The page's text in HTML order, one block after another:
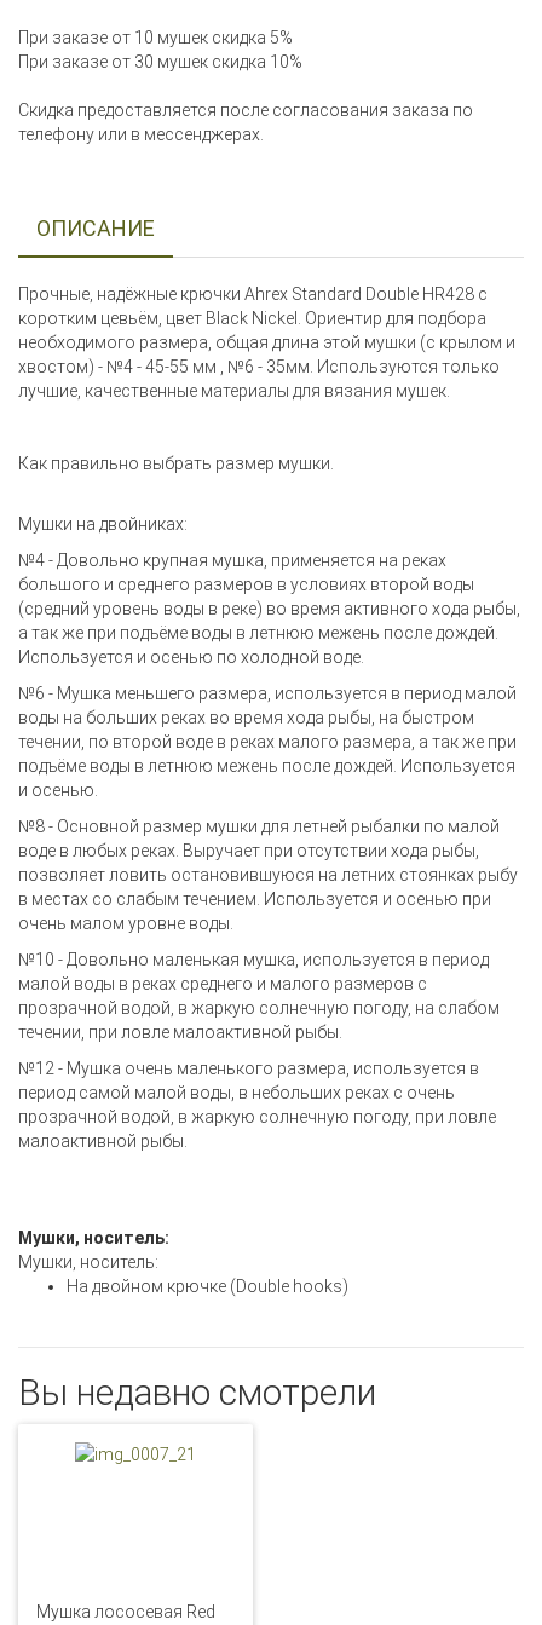
При заказе от 10 мушек скидка 5%
При заказе от 30 мушек скидка 10%
Скидка предоставляется после согласования заказа по
телефону или в мессенджерах.
ОПИСАНИЕ
Прочные, надёжные крючки Ahrex Standard Double HR428 с
коротким цевьём, цвет Black Nickel. Ориентир для подбора
необходимого размера, общая длина этой мушки (с крылом и
хвостом) - №4 - 45-55 мм , №6 - 35мм. Используются только
лучшие, качественные материалы для вязания мушек.
Как правильно выбрать размер мушки.
Мушки на двойниках:
№4 - Довольно крупная мушка, применяется на реках
большого и среднего размеров в условиях второй воды
(средний уровень воды в реке) во время активного хода рыбы,
а так же при подъёме воды в летнюю межень после дождей.
Используется и осенью по холодной воде.
№6 - Мушка меньшего размера, используется в период малой
воды на больших реках во время хода рыбы, на быстром
течении, по второй воде в реках малого размера, а так же при
подъёме воды в летнюю межень после дождей. Используется
и осенью.
№8 - Основной размер мушки для летней рыбалки по малой
воде в любых реках. Выручает при отсутствии хода рыбы,
позволяет ловить остановившуюся на летних стоянках рыбу
в местах со слабым течением. Используется и осенью при
очень малом уровне воды.
№10 - Довольно маленькая мушка, используется в период
малой воды в реках среднего и малого размеров с
прозрачной водой, в жаркую солнечную погоду, на слабом
течении, при ловле малоактивной рыбы.
№12 - Мушка очень маленького размера, используется в
период самой малой воды, в небольших реках с очень
прозрачной водой, в жаркую солнечную погоду, при ловле
малоактивной рыбы.
Мушки, носитель:
Мушки, носитель:
На двойном крючке (Double hooks)
Вы недавно смотрели
Мушка лососевая Red